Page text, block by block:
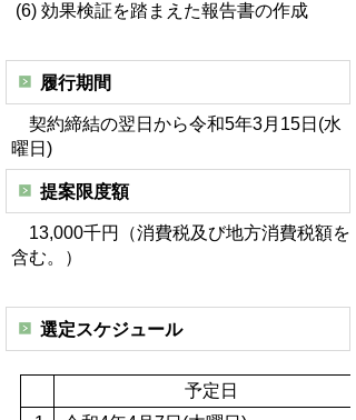
(6) 効果検証を踏まえた報告書の作成
履行期間
契約締結の翌日から令和5年3月15日(水
曜日)
提案限度額
13,000千円（消費税及び地方消費税額を
含む。）
選定スケジュール
予定日